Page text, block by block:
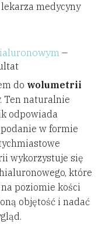
medycyny
–
do wolumetrii
Ten naturalnie
odpowiada
w formie
wykorzystuje się
które
poziomie kości
objętość i nadać